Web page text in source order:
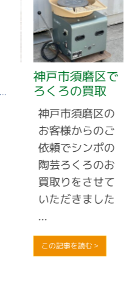
神戸市須磨区で
ろくろの買取
神戸市須磨区の
お客様からのご
依頼でシンポの
陶芸ろくろのお
買取りをさせて
いただきました
この記事を読む >